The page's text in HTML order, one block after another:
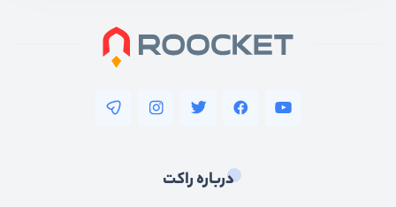
درباره راکت